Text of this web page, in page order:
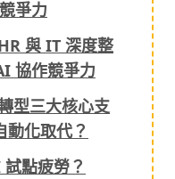
爭力
與 IT 深度整
協作競爭力
型三大核心支
動化取代？
點疲勞？